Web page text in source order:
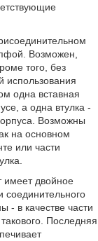
Возможен,
того, без
использования
одна вставная
а одна втулка -
Возможны
на основном
или части
имеет двойное
соединительного
- в качестве части
Последняя